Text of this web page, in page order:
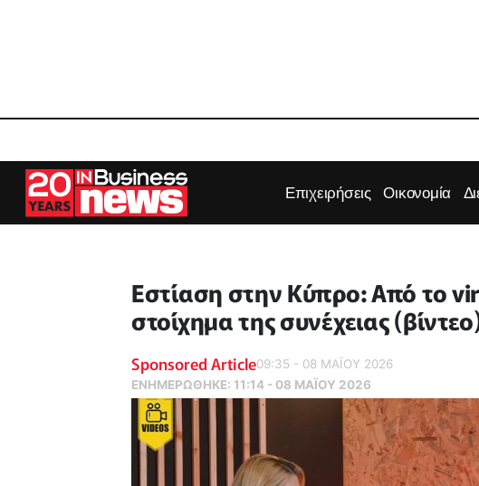
Επιχειρήσεις Οικονομία
Εστίαση στην Κύπρο: Από το
στοίχημα της συνέχειας
Sponsored Article09:35 - 08 ΜΑΪ́ΟΥ 2026
ΕΝΗΜΕΡΏΘΗΚΕ: 11:14 - 08 ΜΑΪ́ΟΥ 2026